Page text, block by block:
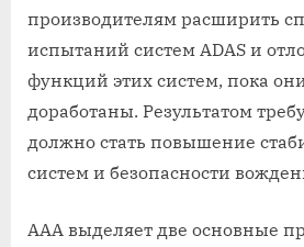
производителям расширить
испытаний систем ADAS и
функций этих систем, пока
доработаны. Результатом
должно стать повышение
систем и безопасности
ААА выделяет две основные